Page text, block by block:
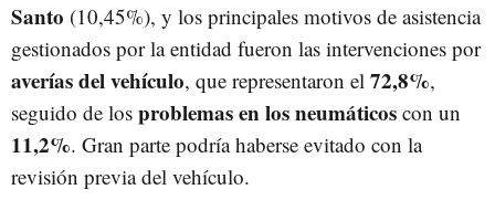
Santo (10,45%), y los principales motivos de asistencia
gestionados por la entidad fueron las intervenciones por
averías del vehículo, que representaron el 72,8%,
seguido de los problemas en los neumáticos con un
11,2%. Gran parte podría haberse evitado con la
revisión previa del vehículo.